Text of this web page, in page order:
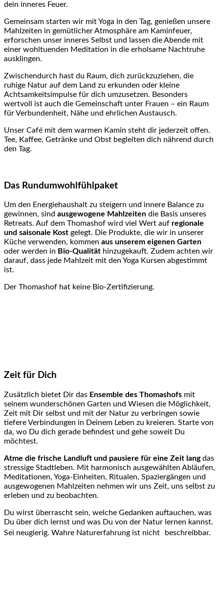
dein inneres Feuer.
Gemeinsam starten wir mit Yoga in den Tag, genießen unsere
Mahlzeiten in gemütlicher Atmosphäre am Kaminfeuer,
erforschen unser inneres Selbst und lassen die Abende mit
einer wohltuenden Meditation in die erholsame Nachtruhe
ausklingen.
Zwischendurch hast du Raum, dich zurückzuziehen, die
ruhige Natur auf dem Land zu erkunden oder kleine
Achtsamkeitsimpulse für dich umzusetzen. Besonders
wertvoll ist auch die Gemeinschaft unter Frauen – ein Raum
für Verbundenheit, Nähe und ehrlichen Austausch.
Unser Café mit dem warmen Kamin steht dir jederzeit offen.
Tee, Kaffee, Getränke und Obst begleiten dich nährend durch
den Tag.
Das Rundumwohlfühlpaket
Um den Energiehaushalt zu steigern und innere Balance zu
gewinnen, sind ausgewogene Mahlzeiten die Basis unseres
Retreats. Auf dem Thomashof wird viel Wert auf regionale
und saisonale Kost gelegt. Die Produkte, die wir in unserer
Küche verwenden, kommen aus unserem eigenen Garten
oder werden in Bio-Qualität hinzugekauft. Zudem achten wir
darauf, dass jede Mahlzeit mit den Yoga Kursen abgestimmt
ist.
Der Thomashof hat keine Bio-Zertifizierung.
Zeit für Dich
Zusätzlich bietet Dir das Ensemble des Thomashofs mit
seinem wunderschönen Garten und Wiesen die Möglichkeit,
Zeit mit Dir selbst und mit der Natur zu verbringen sowie
tiefere Verbindungen in Deinem Leben zu kreieren. Starte von
da, wo Du dich gerade befindest und gehe soweit Du
möchtest.
Atme die frische Landluft und pausiere für eine Zeit langdas
stressige Stadtleben. Mit harmonisch ausgewählten Abläufen,
Meditationen, Yoga-Einheiten, Ritualen, Spaziergängen und
ausgewogenen Mahlzeiten nehmen wir uns Zeit, uns selbst zu
erleben und zu beobachten.
Du wirst überrascht sein, welche Gedanken auftauchen, was
Du über dich lernst und was Du von der Natur lernen kannst.
Sei neugierig. Wahre Naturerfahrung ist nicht beschreibbar.